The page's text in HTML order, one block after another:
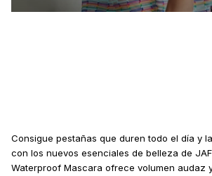
Consigue pestañas que duren todo el día y
con los nuevos esenciales de belleza de
Waterproof Mascara ofrece volumen audaz